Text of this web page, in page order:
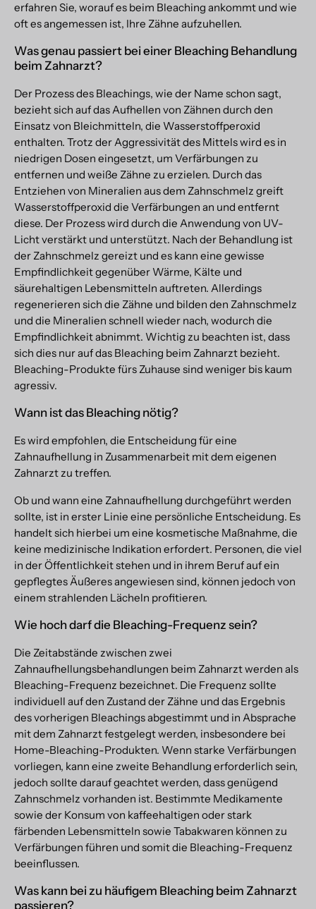
erfahren Sie, worauf es beim Bleaching ankommt und wie
oft es angemessen ist, Ihre Zähne aufzuhellen.
Was genau passiert bei einer Bleaching Behandlung
beim Zahnarzt?
Der Prozess des Bleachings, wie der Name schon sagt,
bezieht sich auf das Aufhellen von Zähnen durch den
Einsatz von Bleichmitteln, die Wasserstoffperoxid
enthalten. Trotz der Aggressivität des Mittels wird es in
niedrigen Dosen eingesetzt, um Verfärbungen zu
entfernen und weiße Zähne zu erzielen. Durch das
Entziehen von Mineralien aus dem Zahnschmelz greift
Wasserstoffperoxid die Verfärbungen an und entfernt
diese. Der Prozess wird durch die Anwendung von UV-
Licht verstärkt und unterstützt. Nach der Behandlung ist
der Zahnschmelz gereizt und es kann eine gewisse
Empfindlichkeit gegenüber Wärme, Kälte und
säurehaltigen Lebensmitteln auftreten. Allerdings
regenerieren sich die Zähne und bilden den Zahnschmelz
und die Mineralien schnell wieder nach, wodurch die
Empfindlichkeit abnimmt. Wichtig zu beachten ist, dass
sich dies nur auf das Bleaching beim Zahnarzt bezieht.
Bleaching-Produkte fürs Zuhause sind weniger bis kaum
agressiv.
Wann ist das Bleaching nötig?
Es wird empfohlen, die Entscheidung für eine
Zahnaufhellung in Zusammenarbeit mit dem eigenen
Zahnarzt zu treffen.
Ob und wann eine Zahnaufhellung durchgeführt werden
sollte, ist in erster Linie eine persönliche Entscheidung. Es
handelt sich hierbei um eine kosmetische Maßnahme, die
keine medizinische Indikation erfordert. Personen, die viel
in der Öffentlichkeit stehen und in ihrem Beruf auf ein
gepflegtes Äußeres angewiesen sind, können jedoch von
einem strahlenden Lächeln profitieren.
Wie hoch darf die Bleaching-Frequenz sein?
Die Zeitabstände zwischen zwei
Zahnaufhellungsbehandlungen beim Zahnarzt werden als
Bleaching-Frequenz bezeichnet. Die Frequenz sollte
individuell auf den Zustand der Zähne und das Ergebnis
des vorherigen Bleachings abgestimmt und in Absprache
mit dem Zahnarzt festgelegt werden, insbesondere bei
Home-Bleaching-Produkten. Wenn starke Verfärbungen
vorliegen, kann eine zweite Behandlung erforderlich sein,
jedoch sollte darauf geachtet werden, dass genügend
Zahnschmelz vorhanden ist. Bestimmte Medikamente
sowie der Konsum von kaffeehaltigen oder stark
färbenden Lebensmitteln sowie Tabakwaren können zu
Verfärbungen führen und somit die Bleaching-Frequenz
beeinflussen.
Was kann bei zu häufigem Bleaching beim Zahnarzt
passieren?